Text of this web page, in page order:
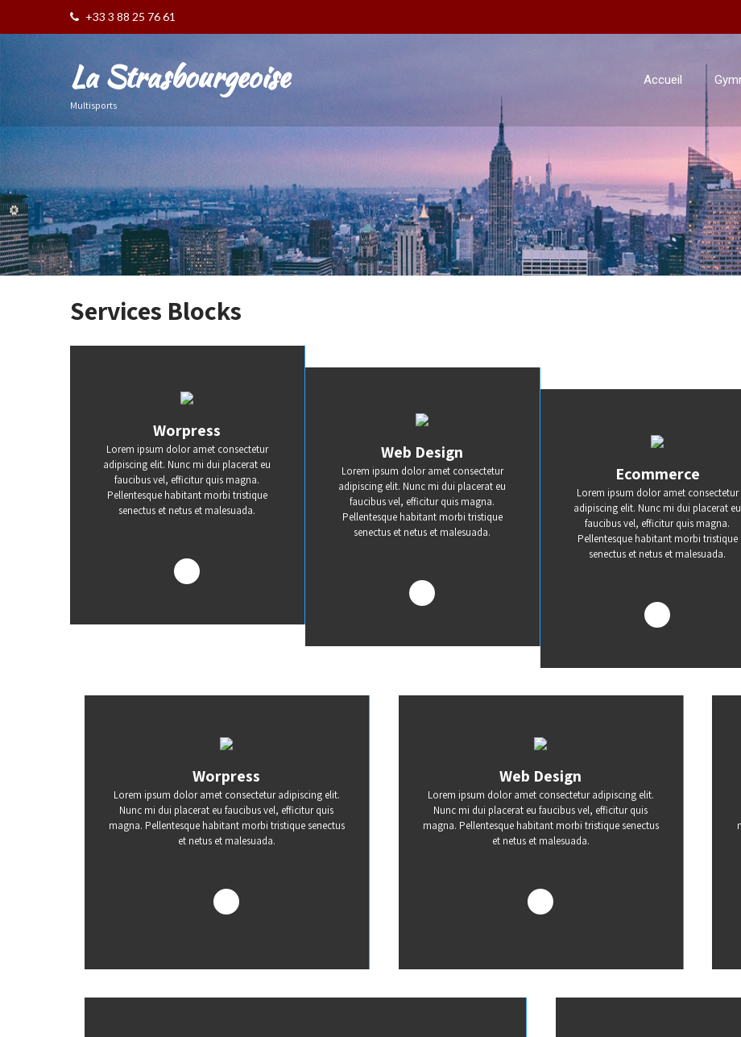
+33 3 88 25 76 61
La Strasbourgeoise
Multisports
Accueil
Services Blocks
Worpress
Lorem ipsum dolor amet consectetur
adipiscing elit. Nunc mi dui placerat eu
faucibus vel, efficitur quis magna.
Pellentesque habitant morbi tristique
senectus et netus et malesuada.
Web Design
Lorem ipsum dolor amet consectetur
adipiscing elit. Nunc mi dui placerat eu
faucibus vel, efficitur quis magna.
Pellentesque habitant morbi tristique
senectus et netus et malesuada.
Ecommerce
Lorem ipsum dolor amet consectetur
adipiscing elit. Nunc mi dui placerat eu
faucibus vel, efficitur quis magna.
Pellentesque habitant morbi tristique
senectus et netus et malesuada.
Worpress
Lorem ipsum dolor amet consectetur adipiscing elit.
Nunc mi dui placerat eu faucibus vel, efficitur quis
magna. Pellentesque habitant morbi tristique senectus
et netus et malesuada.
Web Design
Lorem ipsum dolor amet consectetur adipiscing elit.
Nunc mi dui placerat eu faucibus vel, efficitur quis
magna. Pellentesque habitant morbi tristique senectus
et netus et malesuada.